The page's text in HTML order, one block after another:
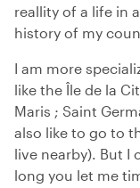
reallity of a life in
history of my
I am more
like the Île de la
Maris ; Saint
also like to go to
live nearby). But I
long you let me